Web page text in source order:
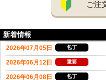
ご注
新着情報